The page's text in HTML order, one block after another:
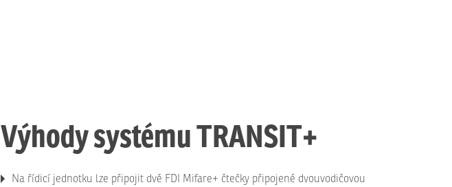
Výhody systému TRANSIT+
Na řídicí jednotku lze připojit dvě FDI Mifare+ čtečky připojené dvouvodičovou